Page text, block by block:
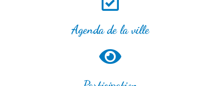
Agenda de la ville